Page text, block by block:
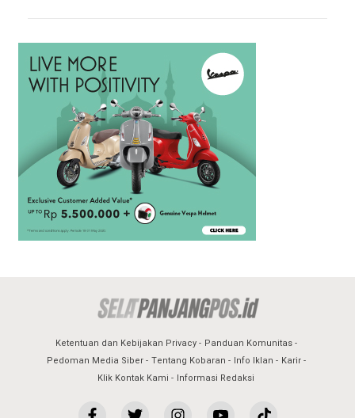
Ketentuan dan Kebijakan Privacy
Panduan Komunitas
Pedoman Media Siber
Tentang Kobaran Info Iklan
Karir
Klik Kontak Kami
Informasi Redaksi